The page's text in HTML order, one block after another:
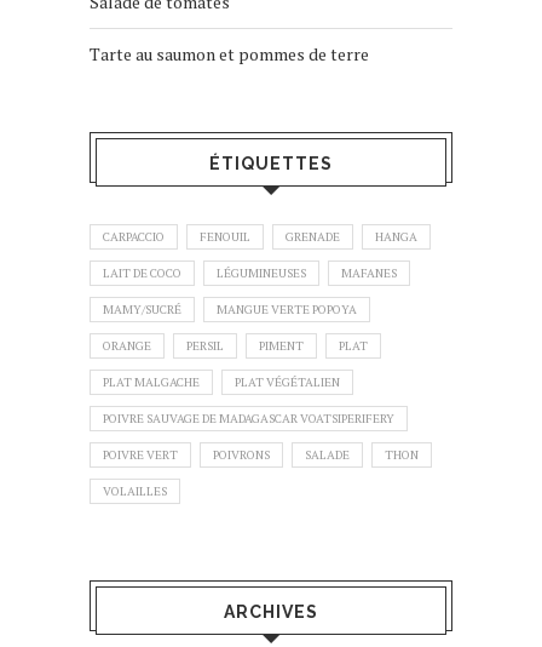
Tarte au saumon et pommes de terre
ÉTIQUETTES
CARPACCIO FENOUIL GRENADE HANGA
LAIT DE COCO LÉGUMINEUSES MAFANES
MAMY/SUCRÉ MANGUE VERTE POPOYA
ORANGE PERSIL PIMENT PLAT
PLAT MALGACHE PLAT VÉGÉTALIEN
POIVRE SAUVAGE DE MADAGASCAR VOATSIPERIFERY
POIVRE VERT POIVRONS SALADE THON
VOLAILLES
ARCHIVES